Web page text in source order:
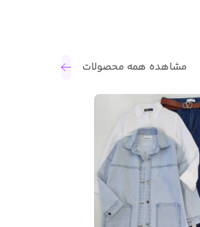
مشاهده همه محصولات